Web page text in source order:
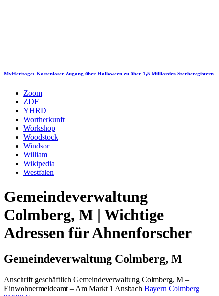
MyHeritage: Kostenloser Zugang über Halloween zu über 1,5 Milliarden Sterberegistern
Zoom
ZDF
YHRD
Wortherkunft
Workshop
Woodstock
Windsor
William
Wikipedia
Westfalen
Gemeindeverwaltung
Colmberg, M | Wichtige
Adressen für Ahnenforscher
Gemeindeverwaltung Colmberg, M
Anschrift geschäftlich Gemeindeverwaltung Colmberg, M –
Einwohnermeldeamt – Am Markt 1 Ansbach Bayern Colmberg